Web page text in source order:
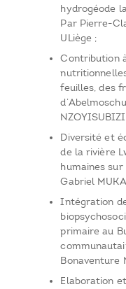
hydrogéode
Par Pierre-
ULiège ;
Contribution
feuilles, des
Diversité et
de la rivière
humaines
Gabriel
Intégration
primaire au
Bonaventure
Elaboration